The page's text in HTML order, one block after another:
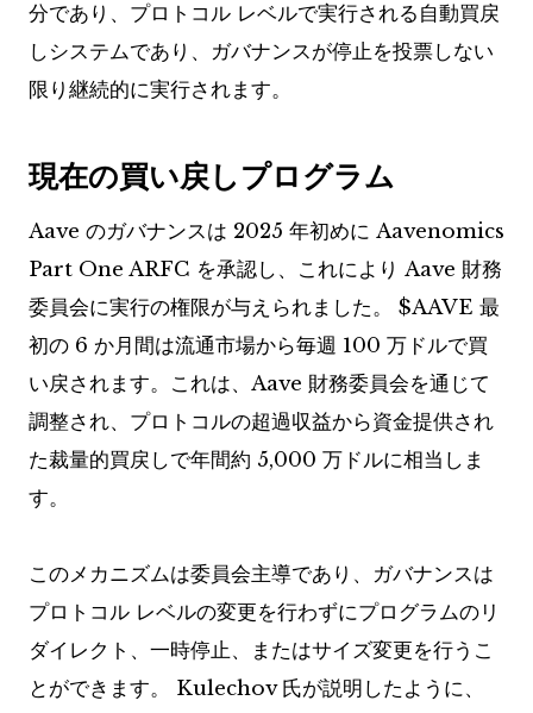
分であり、プロトコル レベルで実行される自動買戻
しシステムであり、ガバナンスが停止を投票しない
限り継続的に実行されます。
現在の買い戻しプログラム
Aave のガバナンスは 2025 年初めに Aavenomics
Part One ARFC を承認し、これにより Aave 財務
委員会に実行の権限が与えられました。 $AAVE 最
初の 6 か月間は流通市場から毎週 100 万ドルで買
い戻されます。これは、Aave 財務委員会を通じて
調整され、プロトコルの超過収益から資金提供され
た裁量的買戻しで年間約 5,000 万ドルに相当しま
す。
このメカニズムは委員会主導であり、ガバナンスは
プロトコル レベルの変更を行わずにプログラムのリ
ダイレクト、一時停止、またはサイズ変更を行うこ
とができます。 Kulechov 氏が説明したように、